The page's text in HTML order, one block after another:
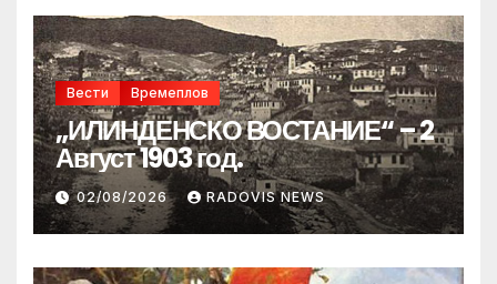
Вести Времеплов
„ИЛИНДЕНСКО ВОСТАНИЕ“ – 2
Август 1903 год.
02/08/2026 RADOVIS NEWS